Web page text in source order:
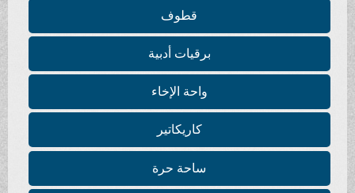
قطوف
برقيات أدبية
واحة الإخاء
كاريكاتير
ساحة حرة